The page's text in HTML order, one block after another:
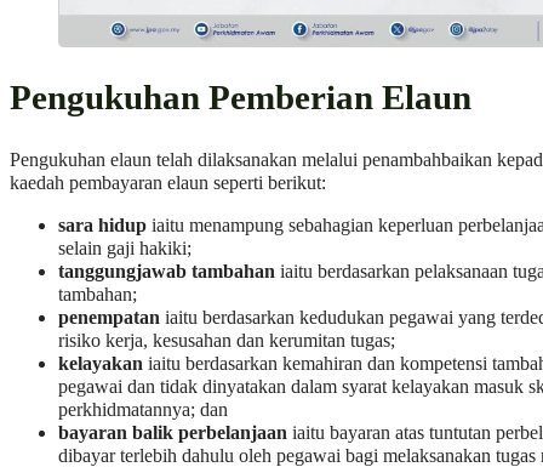
Pengukuhan Pemberian Elaun
Pengukuhan elaun telah dilaksanakan melalui penambahbaikan
kaedah pembayaran elaun seperti berikut:
sara hidup iaitu menampung sebahagian keperluan
selain gaji hakiki;
tanggungjawab tambahan iaitu berdasarkan pelaksanaan
tambahan;
penempatan iaitu berdasarkan kedudukan pegawai yang
risiko kerja, kesusahan dan kerumitan tugas;
kelayakan iaitu berdasarkan kemahiran dan kompetensi
pegawai dan tidak dinyatakan dalam syarat kelayakan masuk
perkhidmatannya; dan
bayaran balik perbelanjaan iaitu bayaran atas tuntutan
dibayar terlebih dahulu oleh pegawai bagi melaksanakan tugas